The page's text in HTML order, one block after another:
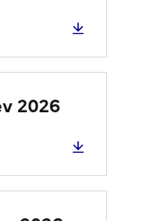
2026